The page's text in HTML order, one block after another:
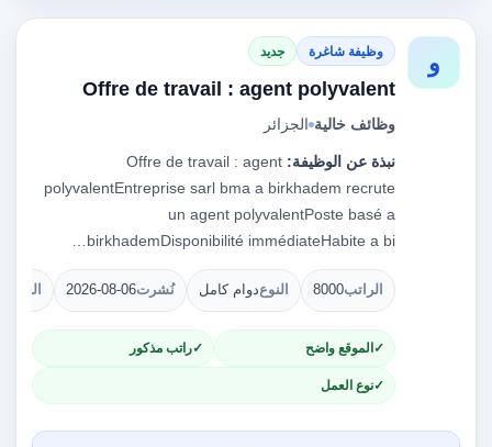
و وظيفة شاغرة جديد
Offre de travail : agent polyvalent
وظائف خالية الجزائر
نبذة عن الوظيفة: Offre de travail : agent
polyvalentEntreprise sarl bma a birkhadem recrute
un agent polyvalentPoste basé a
birkhademDisponibilité immédiateHabite a bi…
الراتب8000 النوعدوام كامل نُشرت2026-08-06
الموقع واضح راتب مذكور
نوع العمل